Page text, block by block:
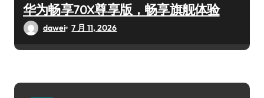
华为畅享70X尊享版，畅享旗舰体验
dawei 7 月 11, 2026